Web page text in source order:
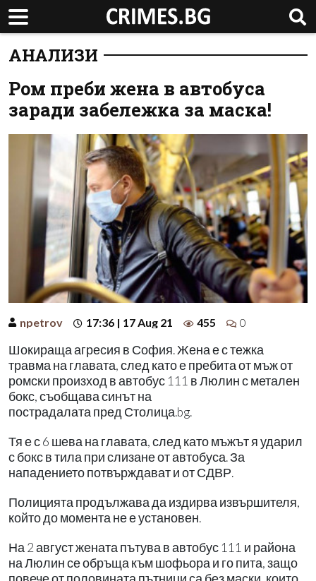
АНАЛИЗИ
Ром преби жена в автобуса
заради забележка за маска!
npetrov 17:36 | 17 Aug 21 455 0
Шокираща агресия в София. Жена е с тежка
травма на главата, след като е пребита от мъж от
ромски произход в автобус 111 в Люлин с метален
бокс, съобщава синът на
пострадалата пред Столица.bg.
Тя е с 6 шева на главата, след като мъжът я ударил
с бокс в тила при слизане от автобуса. За
нападението потвърждават и от СДВР.
Полицията продължава да издирва извършителя,
който до момента не е установен.
На 2 август жената пътува в автобус 111 и района
на Люлин се обръща към шофьора и го пита, защо